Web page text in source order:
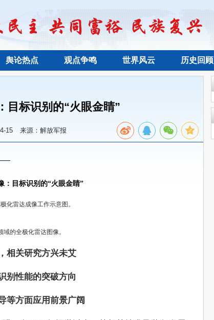
舆论热点 观点争鸣 世界风云 历史回顾
目标识别的“火眼金睛”
15 来源：解放军报
：目标识别的“火眼金睛”
化雷达成像工作示意图。
域的全极化雷达图像。
关研究方兴未艾
性能的突破方向
方面应用前景广阔